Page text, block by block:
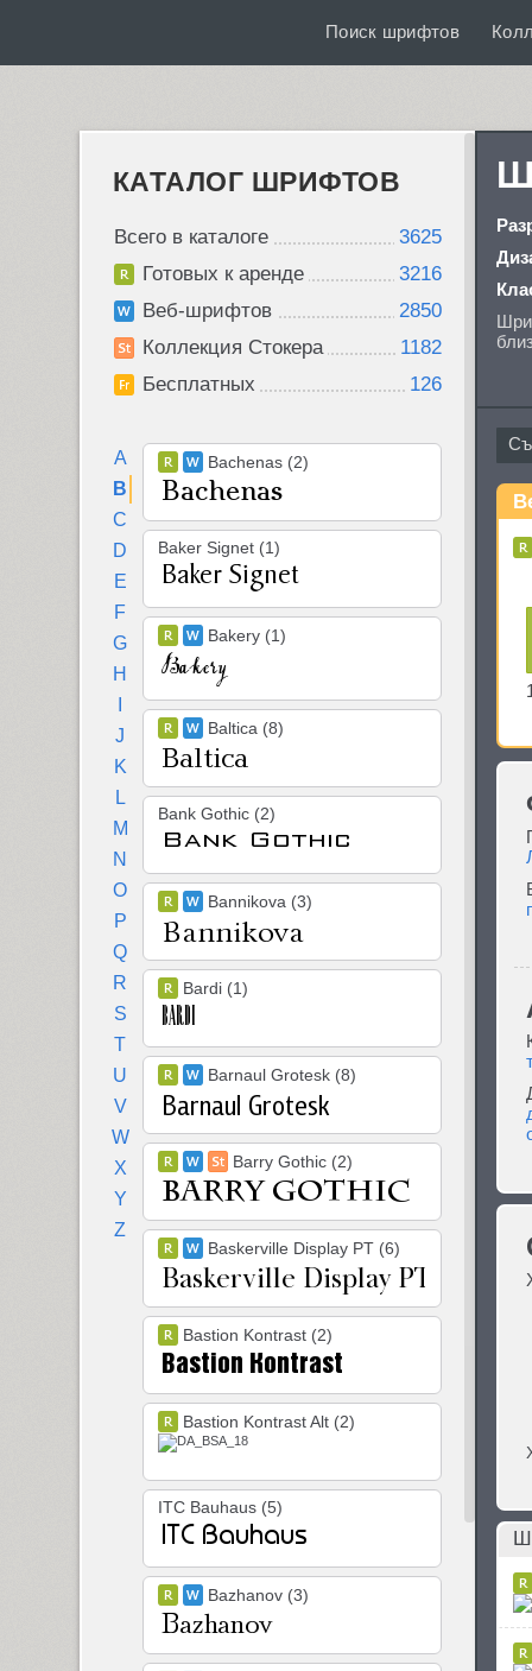
Поиск шрифтов
КАТАЛОГ ШРИФТОВ
Всего в каталоге
3625
Готовых к аренде
3216
Веб-шрифтов
2850
Коллекция Стокера
1182
Бесплатных
126
A
B
C
D
E
F
G
H
J
K
L
M
N
O
P
Q
R
S
T
U
V
W
X
Y
Z
Bachenas (2)
Baker Signet (1)
Bakery (1)
Baltica (8)
Bank Gothic (2)
Bannikova (3)
Bardi (1)
Barnaul Grotesk (8)
Barry Gothic (2)
Baskerville Display PT (6)
Bastion Kontrast (2)
Bastion Kontrast Alt (2)
ITC Bauhaus (5)
Bazhanov (3)